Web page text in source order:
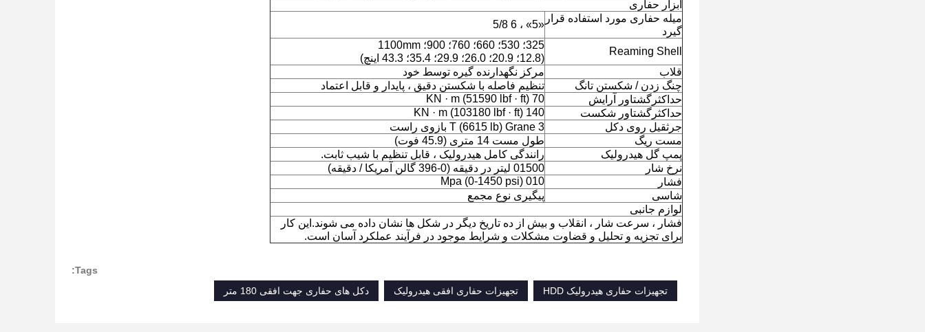
ابزار حفاری
میله حفاری مورد استفاده قرار
گیرد
«5» ، 6 5/8
Reaming Shell
325؛ 530؛ 660؛ 760؛ 900؛ 1100mm
(12.8؛ 20.9؛ 26.0؛ 29.9؛ 35.4؛ 43.3 اینچ)
قلاب
مرکز نگهدارنده گیره توسط خود
چنگ زدن / شکستن تانگ
تنظیم فاصله با شکستن دقیق ، پایدار و قابل اعتماد
حداکثرگشتاور آرایش
70 KN · m (51590 lbf · ft)
حداکثرگشتاور شکست
140 KN · m (103180 lbf · ft)
جرثقیل روی دکل
3 T (6615 lb) Grane بازوی راست
مست ریگ
طول مست 14 متری (45.9 فوت)
پمپ گل هیدرولیک
رانندگی کامل هیدرولیک ، قابل تنظیم با شیب ثابت.
نرخ شار
01500 لیتر در دقیقه (0-396 گالن آمریکا / دقیقه)
فشار
010 Mpa (0-1450 psi)
شاسی
پیگیری نوع مجمع
لوازم جانبی
فشار ، سرعت شار ، انقلاب و بیش از ده تاریخ دیگر در شکل ها نشان داده می شوند.این کار
برای تجزیه و تحلیل و قضاوت مشکلات و شرایط موجود در فرآیند عملکرد آسان است.
Tags:
تجهیزات حفاری هیدرولیک HDD
تجهیزات حفاری افقی هیدرولیک دکل های حفاری جهت افقی 180 متر